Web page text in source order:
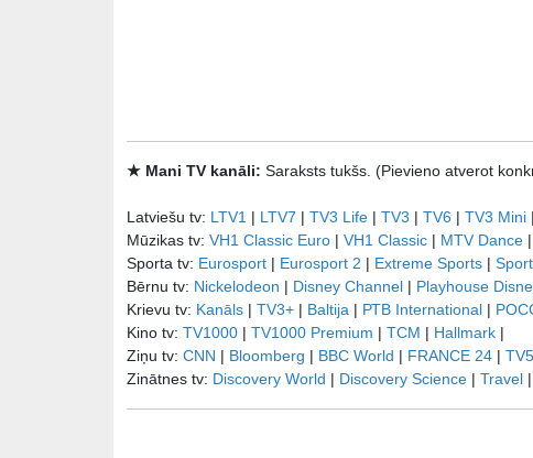
★ Mani TV kanāli: Saraksts tukšs. (Pievieno atverot
Latviešu tv: LTV1 | LTV7 | TV3 Life | TV3 | TV6 | TV3 Mini |
Mūzikas tv: VH1 Classic Euro | VH1 Classic | MTV Dance |
Sporta tv: Eurosport | Eurosport 2 | Extreme Sports |
Bērnu tv: Nickelodeon | Disney Channel | Playhouse
Krievu tv: Kanāls | TV3+ | Baltija | РТB International |
Kino tv: TV1000 | TV1000 Premium | TCM | Hallmark |
Ziņu tv: CNN | Bloomberg | BBC World | FRANCE 24 |
Zinātnes tv: Discovery World | Discovery Science | Travel |